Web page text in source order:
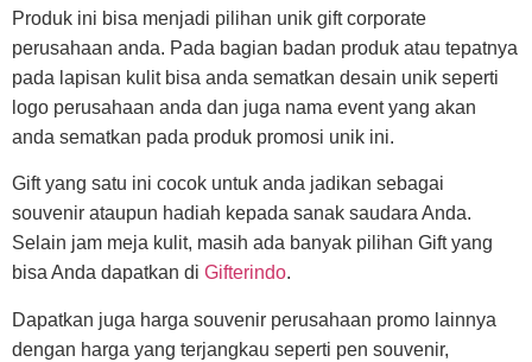
Produk ini bisa menjadi pilihan unik gift corporate
perusahaan anda. Pada bagian badan produk atau tepatnya
pada lapisan kulit bisa anda sematkan desain unik seperti
logo perusahaan anda dan juga nama event yang akan
anda sematkan pada produk promosi unik ini.
Gift yang satu ini cocok untuk anda jadikan sebagai
souvenir ataupun hadiah kepada sanak saudara Anda.
Selain jam meja kulit, masih ada banyak pilihan Gift yang
bisa Anda dapatkan di Gifterindo.
Dapatkan juga harga souvenir perusahaan promo lainnya
dengan harga yang terjangkau seperti pen souvenir,